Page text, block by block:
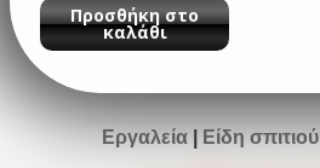
Προσθήκη στο
καλάθι
Εργαλεία Είδη σπιτιού